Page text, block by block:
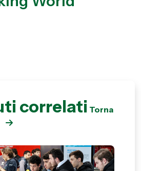
correlati Torna